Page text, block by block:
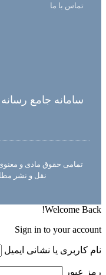
تماس با ما
سامانه جامع
تمامی حقوق مادی و
نقل و نشر
Welcome Back!
Sign in to your account
نام کاربری یا نشانی ایمیل
رمز عبور